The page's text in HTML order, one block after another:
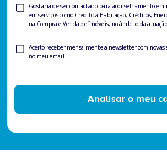
Consentimento
para
contactado
Gostaria de ser contactado para aconselhamento
em serviços como Crédito à Habitação, Créditos,
na Compra e Venda de Imóveis, no âmbito da
Newsletter
Aceito receber mensalmente a newsletter com novas
no meu email.
Analisar o meu